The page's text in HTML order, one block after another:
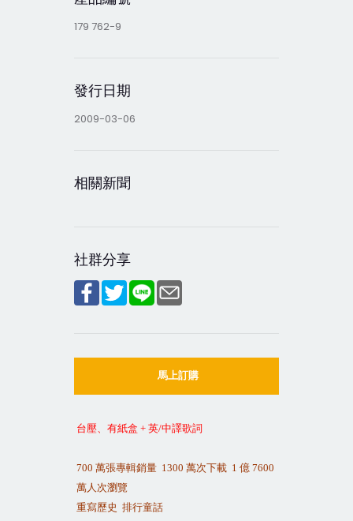
179 762-9
發行日期
2009-03-06
相關新聞
社群分享
馬上訂購
台壓、有紙盒 + 英/中譯歌詞
700 萬張專輯銷量 1300 萬次下載 1 億 7600
萬人次瀏覽
重寫歷史 排行童話